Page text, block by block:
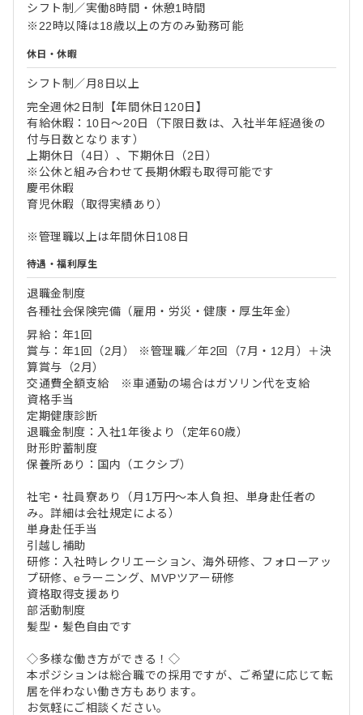
シフト制／実働8時間・休憩1時間
※22時以降は18歳以上の方のみ勤務可能
休日・休暇
シフト制／月8日以上
完全週休2日制【年間休日120日】
有給休暇：10日～20日（下限日数は、入社半年経過後の
付与日数となります）
上期休日（4日）、下期休日（2日）
※公休と組み合わせて長期休暇も取得可能です
慶弔休暇
育児休暇（取得実績あり）
※管理職以上は年間休日108日
待遇・福利厚生
退職金制度
各種社会保険完備（雇用・労災・健康・厚生年金）
昇給：年1回
賞与：年1回（2月） ※管理職／年2回（7月・12月）＋決
算賞与（2月）
交通費全額支給 ※車通勤の場合はガソリン代を支給
資格手当
定期健康診断
退職金制度：入社1年後より（定年60歳）
財形貯蓄制度
保養所あり：国内（エクシブ）
社宅・社員寮あり（月1万円～本人負担、単身赴任者の
み。詳細は会社規定による）
単身赴任手当
引越し補助
研修：入社時レクリエーション、海外研修、フォローアッ
プ研修、eラーニング、MVPツアー研修
資格取得支援あり
部活動制度
髪型・髪色自由です
◇多様な働き方ができる！◇
本ポジションは総合職での採用ですが、ご希望に応じて転
居を伴わない働き方もあります。
お気軽にご相談ください。